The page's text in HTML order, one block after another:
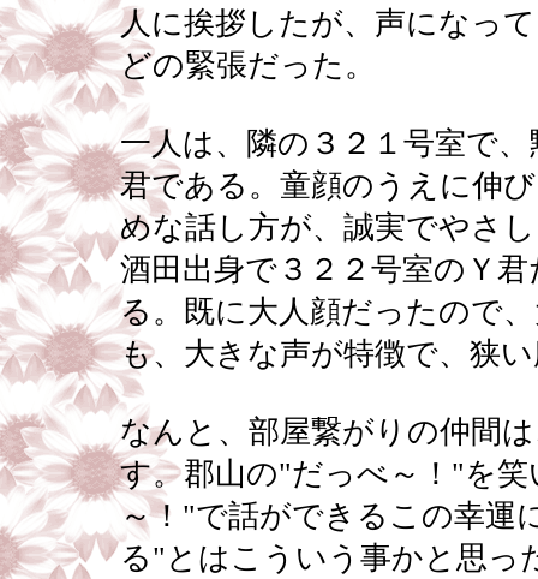
人に挨拶したが、声になっ
どの緊張だった。
一人は、隣の３２１号室で
君である。童顔のうえに伸
めな話し方が、誠実でやさ
酒田出身で３２２号室のＹ
る。既に大人顔だったので
も、大きな声が特徴で、狭
なんと、部屋繋がりの仲間
す。郡山の"だっべ～！"を
～！"で話ができるこの幸運
る"とはこういう事かと思っ